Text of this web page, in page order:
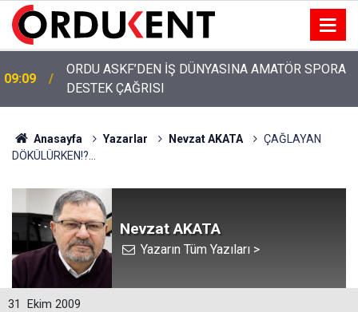
09:09
ORDU ASKF’DEN İŞ DÜNYASINA AMATÖR SPORA
13:00
YUH ARTIK! KARLIBEL, TURİZM BAHANESİYLE
AKYAZI'DA IŞGALCİLERİ SAVUNUYOR!
Anasayfa Yazarlar Nevzat AKATA
ÇAĞLAYAN
DÖKÜLÜRKEN!?...
Nevzat AKATA
Yazarın Tüm Yazıları >
31 Ekim 2009